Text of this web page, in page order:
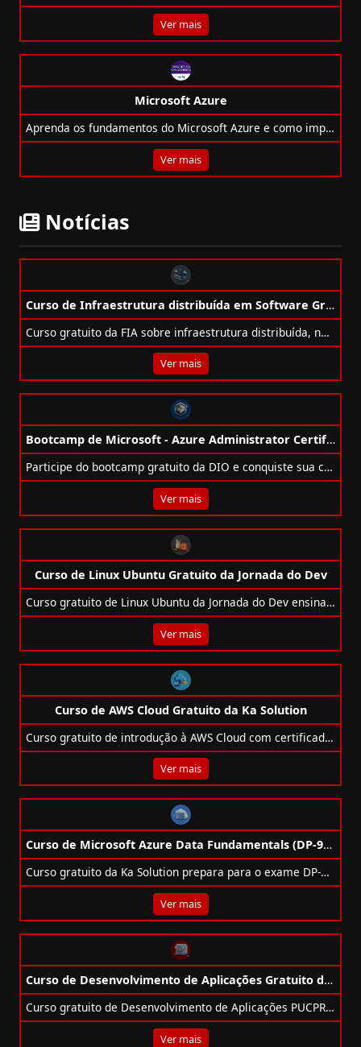
Ver mais
Microsoft Azure
Aprenda os fundamentos do Microsoft Azure e como implantar aplicações usando GitHub Actions no Azure App Services.
Ver mais
Notícias
Curso de Infraestrutura distribuída em Software Gratuito da FIA
Curso gratuito da FIA sobre infraestrutura distribuída, nuvem, containers, segurança e arquiteturas modernas.
Ver mais
Bootcamp de Microsoft - Azure Administrator Certification (AZ-104)
Participe do bootcamp gratuito da DIO e conquiste sua certificação AZ-104 com direito a voucher Microsoft!
Ver mais
Curso de Linux Ubuntu Gratuito da Jornada do Dev
Curso gratuito de Linux Ubuntu da Jornada do Dev ensina instalação, terminal, usuários e segurança. Ideal para iniciantes. Com certificado.
Ver mais
Curso de AWS Cloud Gratuito da Ka Solution
Curso gratuito de introdução à AWS Cloud com certificado e desconto para trilhas futuras. Ideal para iniciantes. Dia 13/09, online pela Ka Solution.
Ver mais
Curso de Microsoft Azure Data Fundamentals (DP-900) Gratuito da Ka Solution
Curso gratuito da Ka Solution prepara para o exame DP-900 e ensina fundamentos de dados no Microsoft Azure.
Ver mais
Curso de Desenvolvimento de Aplicações Gratuito da PUCPR + VOLVO
Curso gratuito de Desenvolvimento de Aplicações PUCPR + Volvo: 52h, módulos de .NET, SQL, Entity e projetos práticos.
Ver mais